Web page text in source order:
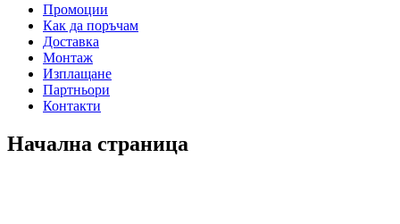
Промоции
Как да поръчам
Доставка
Монтаж
Изплащане
Партньори
Контакти
Начална страница